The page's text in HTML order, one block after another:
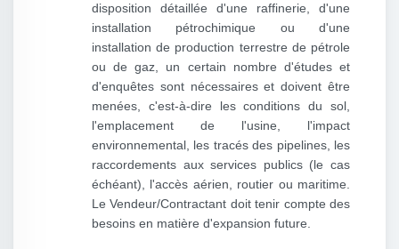
disposition détaillée d'une raffinerie, d'une
installation pétrochimique ou d'une
installation de production terrestre de pétrole
ou de gaz, un certain nombre d'études et
d'enquêtes sont nécessaires et doivent être
menées, c'est-à-dire les conditions du sol,
l'emplacement de l'usine, l'impact
environnemental, les tracés des pipelines, les
raccordements aux services publics (le cas
échéant), l'accès aérien, routier ou maritime.
Le Vendeur/Contractant doit tenir compte des
besoins en matière d'expansion future.